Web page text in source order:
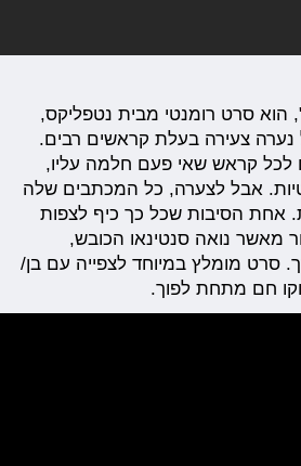
הוא סרט רומנטי מבית נטפליקס,
צעירה בעלת קראשים רבים.
לכל קראש שאי פעם חלמה עליו,
אבל לצערה, כל המכתבים שלה
אחת הסיבות שכל כך כיף לצפות
מאשר נואה סנטינאו הכובש,
סרט מומלץ במיוחד לצפייה עם בן/
חם מתחת לפוך.